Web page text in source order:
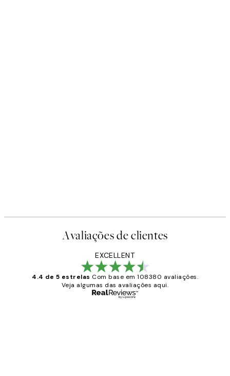
Avaliações de clientes
EXCELLENT
4.4 de 5 estrelas Com base em 108380 avaliações.
Veja algumas das avaliações aqui.